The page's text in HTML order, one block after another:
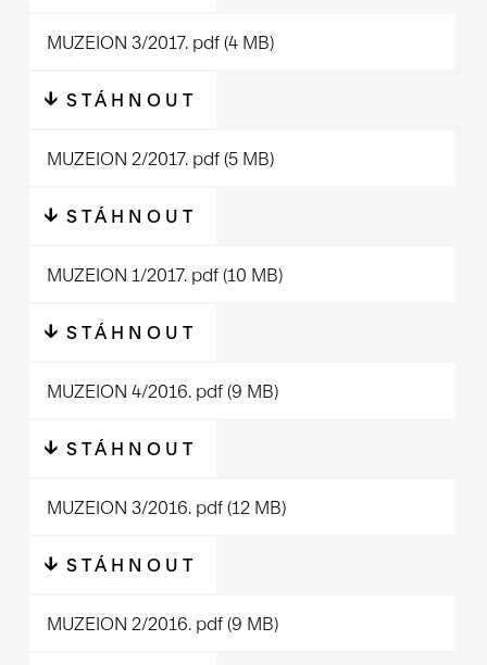
MUZEION 3/2017. pdf (4 MB)
STÁHNOUT
MUZEION 2/2017. pdf (5 MB)
STÁHNOUT
MUZEION 1/2017. pdf (10 MB)
STÁHNOUT
MUZEION 4/2016. pdf (9 MB)
STÁHNOUT
MUZEION 3/2016. pdf (12 MB)
STÁHNOUT
MUZEION 2/2016. pdf (9 MB)